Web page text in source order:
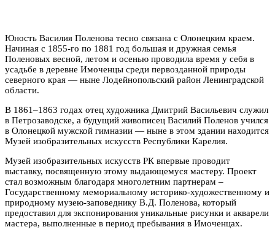
Юность Василия Поленова тесно связана с Олонецким краем.
Начиная с 1855-го по 1881 год большая и дружная семья
Поленовых весной, летом и осенью проводила время у себя в
усадьбе в деревне Имоченцы среди первозданной природы
северного края — ныне Лодейнопольский район Ленинградской
области.
В 1861–1863 годах отец художника Дмитрий Васильевич служил
в Петрозаводске, а будущий живописец Василий Поленов учился
в Олонецкой мужской гимназии — ныне в этом здании находится
Музей изобразительных искусств Республики Карелия.
Музей изобразительных искусств РК впервые проводит
выставку, посвященную этому выдающемуся мастеру. Проект
стал возможным благодаря многолетним партнерам –
Государственному мемориальному историко-художественному и
природному музею-заповеднику В.Д. Поленова, который
предоставил для экспонирования уникальные рисунки и акварели
мастера, выполненные в период пребывания в Имоченцах.